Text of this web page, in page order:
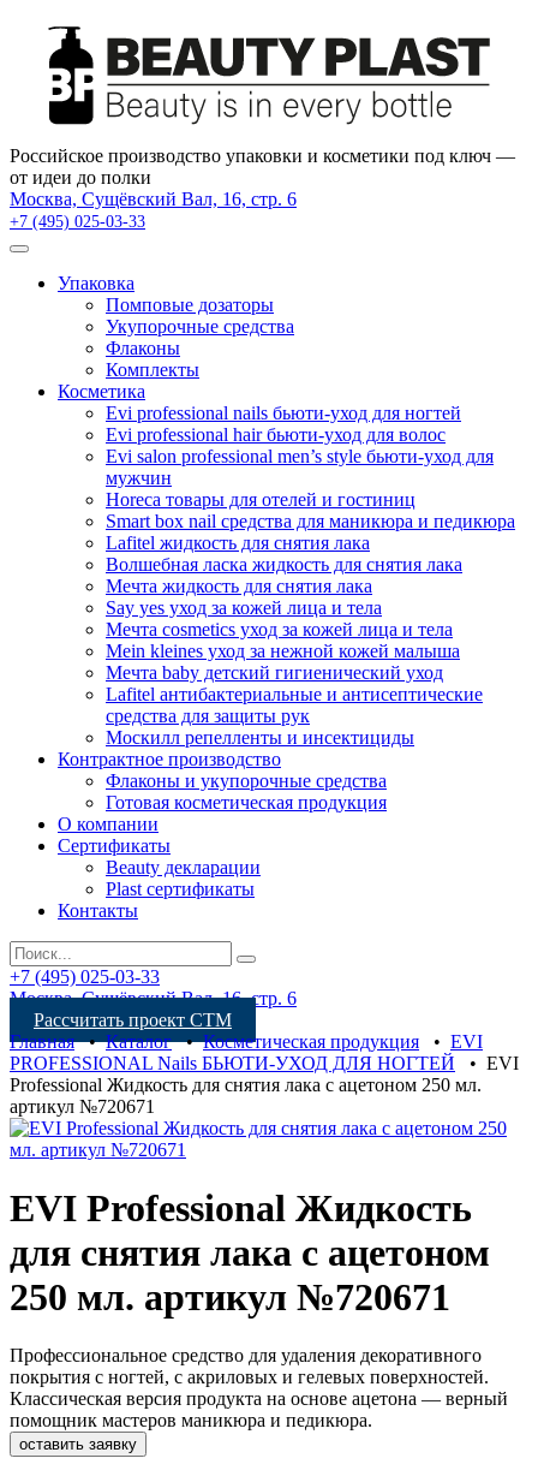
Российское производство упаковки и косметики под ключ —
от идеи до полки
Москва, Сущёвский Вал, 16, стр. 6
+7 (495) 025-03-33
Упаковка
Помповые дозаторы
Укупорочные средства
Флаконы
Комплекты
Косметика
Evi professional nails бьюти-уход для ногтей
Evi professional hair бьюти-уход для волос
Evi salon professional men’s style бьюти-уход для
мужчин
Horeca товары для отелей и гостиниц
Smart box nail средства для маникюра и педикюра
Lafitel жидкость для снятия лака
Волшебная ласка жидкость для снятия лака
Мечта жидкость для снятия лака
Say yes уход за кожей лица и тела
Мечта cosmetics уход за кожей лица и тела
Mein kleines уход за нежной кожей малыша
Мечта baby детский гигиенический уход
Lafitel антибактериальные и антисептические
средства для защиты рук
Москилл репелленты и инсектициды
Контрактное производство
Флаконы и укупорочные средства
Готовая косметическая продукция
О компании
Сертификаты
Beauty декларации
Plast сертификаты
Контакты
+7 (495) 025-03-33
Москва, Сущёвский Вал, 16, стр. 6
Рассчитать проект СТМ
Главная•Каталог•Косметическая продукция • EVI
PROFESSIONAL Nails БЬЮТИ-УХОД ДЛЯ НОГТЕЙ • EVI
Professional Жидкость для снятия лака с ацетоном 250 мл.
артикул №720671
EVI Professional Жидкость
для снятия лака с ацетоном
250 мл. артикул №720671
Профессиональное средство для удаления декоративного
покрытия с ногтей, с акриловых и гелевых поверхностей.
Классическая версия продукта на основе ацетона — верный
помощник мастеров маникюра и педикюра.
оставить заявку